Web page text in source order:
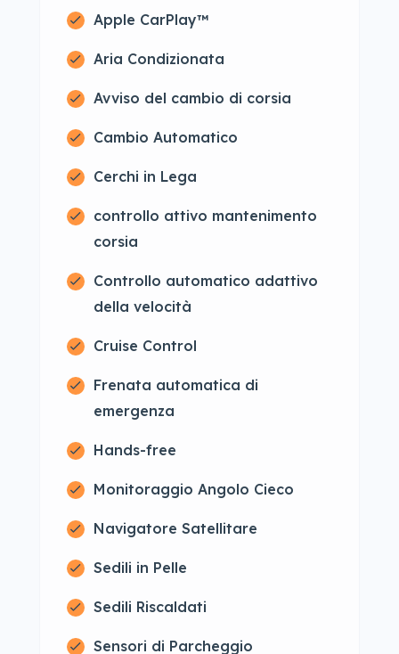
Apple CarPlay™
Aria Condizionata
Avviso del cambio di corsia
Cambio Automatico
Cerchi in Lega
controllo attivo mantenimento
corsia
Controllo automatico adattivo
della velocità
Cruise Control
Frenata automatica di
emergenza
Hands-free
Monitoraggio Angolo Cieco
Navigatore Satellitare
Sedili in Pelle
Sedili Riscaldati
Sensori di Parcheggio